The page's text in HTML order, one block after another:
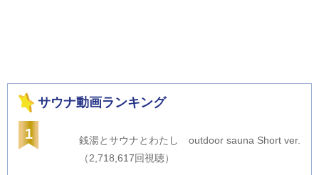
サウナ動画ランキング
1
銭湯とサウナとわたし outdoor sauna Short ver.
（2,718,617回視聴）